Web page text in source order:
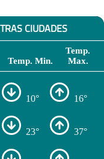
CIUDADES
Temp. Min.
Temp.
Max.
10° 16°
23° 37°